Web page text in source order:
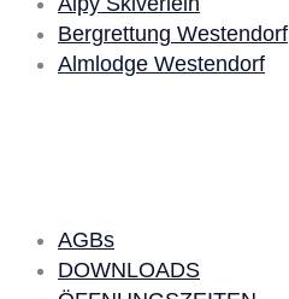
Bergrettung Westendorf
Almlodge Westendorf
AGBs
DOWNLOADS